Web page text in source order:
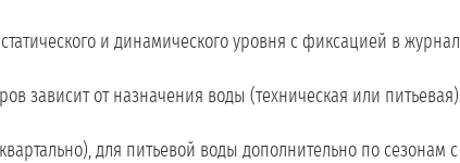
и динамического уровня с фиксацией в
зависит от назначения воды (техническая или
для питьевой воды дополнительно по